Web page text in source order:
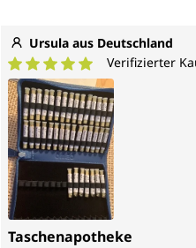
Ursula aus Deutschland
Durchschnittliche
Verifizierter
Taschenapotheke